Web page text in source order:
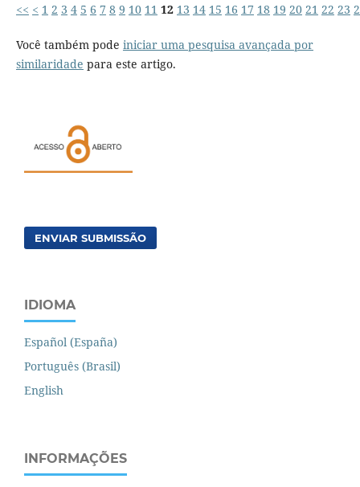
<< < 1 2 3 4 5 6 7 8 9 10 11 12 13 14 15 16 17 18 19 20 21 22 23
Você também pode iniciar uma pesquisa avançada por
similaridade para este artigo.
ENVIAR SUBMISSÃO
IDIOMA
Español (España)
Português (Brasil)
English
INFORMAÇÕES